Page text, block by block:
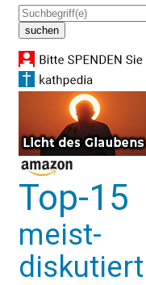
Top-15
meist-
diskutiert